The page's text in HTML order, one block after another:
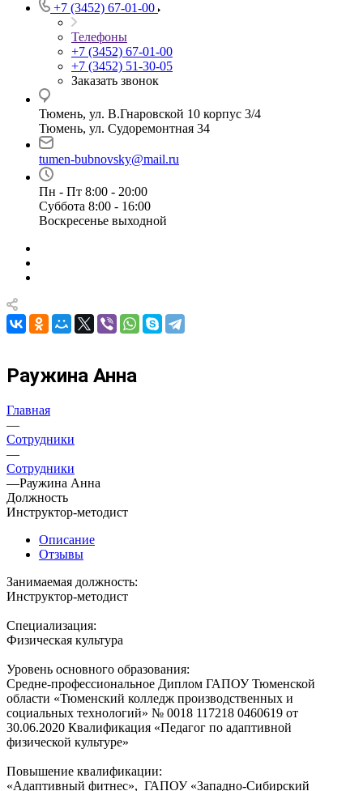
+7 (3452) 67-01-00
Телефоны
+7 (3452) 67-01-00
+7 (3452) 51-30-05
Заказать звонок
Тюмень, ул. В.Гнаровской 10 корпус 3/4
Тюмень, ул. Судоремонтная 34
tumen-bubnovsky@mail.ru
Пн - Пт 8:00 - 20:00
Суббота 8:00 - 16:00
Воскресенье выходной
Раужина Анна
Главная
—
Сотрудники
—
Сотрудники
—Раужина Анна
Должность
Инструктор-методист
Описание
Отзывы
Занимаемая должность:
Инструктор-методист
Специализация:
Физическая культура
Уровень основного образования:
Средне-профессиональное Диплом ГАПОУ Тюменской
области «Тюменский колледж производственных и
социальных технологий» № 0018 117218 0460619 от
30.06.2020 Квалификация «Педагог по адаптивной
физической культуре»
Повышение квалификации:
«Адаптивный фитнес», ГАПОУ «Западно-Сибирский